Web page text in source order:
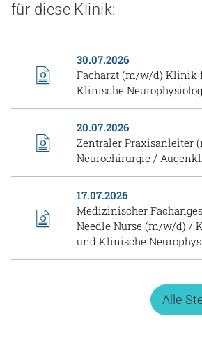
für diese Klinik:
30.07.2026
Facharzt (m/w/d) Klinik
Klinische
20.07.2026
Zentraler Praxisanleiter
Neurochirurgie /
17.07.2026
Medizinischer
Needle Nurse (m/w/d) /
und Klinische
Alle